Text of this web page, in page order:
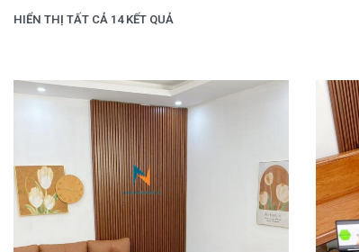
HIỂN THỊ TẤT CẢ 14 KẾT QUẢ